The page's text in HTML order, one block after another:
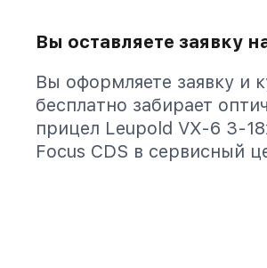
Вы оставляете заявку
Вы оформляете заявку и
бесплатно забирает
прицел Leupold VX-6 3-
Focus CDS в сервисный